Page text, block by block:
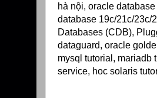
hà nội, oracle
database 19c/21c/23c/
Databases (CDB),
dataguard, oracle
mysql tutorial, mariadb
service, hoc solaris